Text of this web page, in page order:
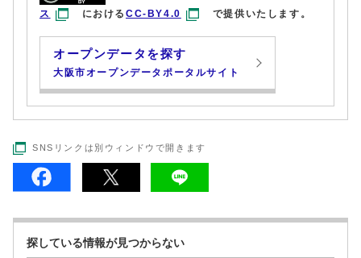
ス
におけるCC-BY4.0 で提供いたします。
オープンデータを探す
大阪市オープンデータポータルサイト
SNSリンクは別ウィンドウで開きます
探している情報が見つからない